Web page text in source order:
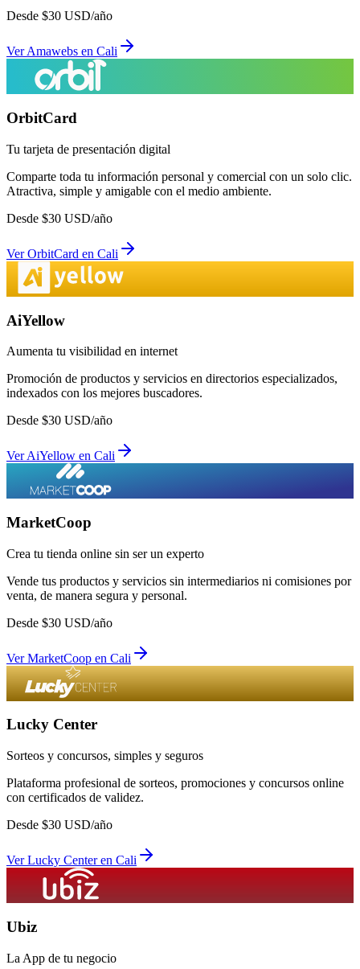
Desde $30 USD/año
VerAmawebs en Cali
OrbitCard
Tu tarjeta de presentación digital
Comparte toda tu información personal y comercial con un solo clic.
Atractiva, simple y amigable con el medio ambiente.
Desde $30 USD/año
VerOrbitCard en Cali
AiYellow
Aumenta tu visibilidad en internet
Promoción de productos y servicios en directorios especializados,
indexados con los mejores buscadores.
Desde $30 USD/año
VerAiYellow en Cali
MarketCoop
Crea tu tienda online sin ser un experto
Vende tus productos y servicios sin intermediarios ni comisiones por
venta, de manera segura y personal.
Desde $30 USD/año
VerMarketCoop en Cali
Lucky Center
Sorteos y concursos, simples y seguros
Plataforma profesional de sorteos, promociones y concursos online
con certificados de validez.
Desde $30 USD/año
VerLucky Centeren Cali
Ubiz
La App de tu negocio